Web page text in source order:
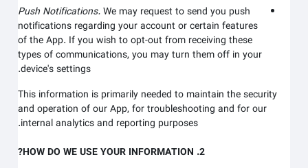
Push Notifications.We may request to send you push
notifications regarding your account or certain features
of the App. If you wish to opt-out from receiving these
types of communications, you may turn them off in your
device's settings.
This information is primarily needed to maintain the security
and operation of our App, for troubleshooting and for our
internal analytics and reporting purposes.